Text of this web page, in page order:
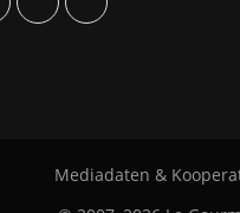
Mediadaten &